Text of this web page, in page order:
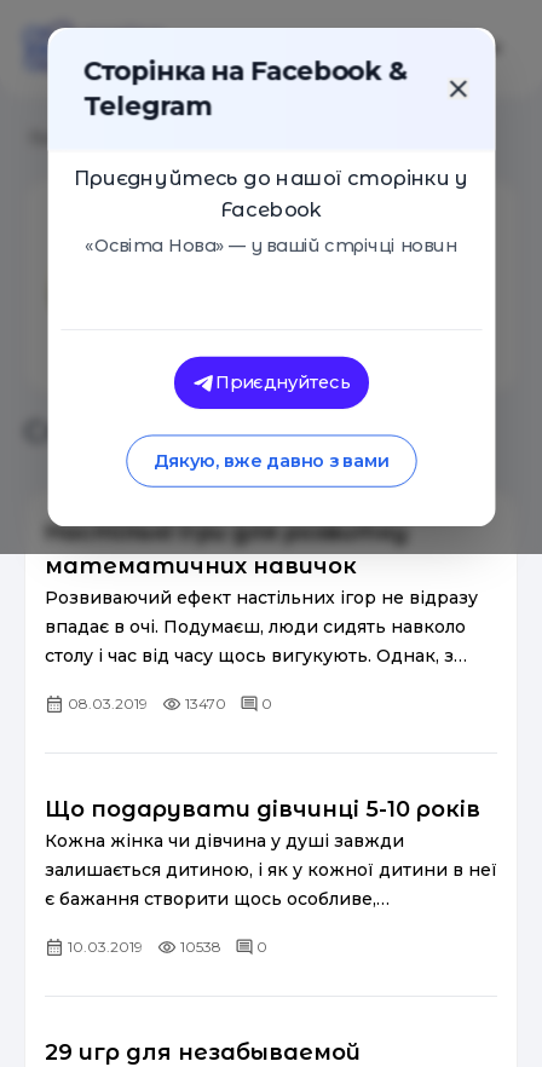
Вікторія Козумляк
Кількість статей: 4
Статті автора
Настільні ігри для розвитку
математичних навичок
Розвиваючий ефект настільних ігор не відразу
впадає в очі. Подумаєш, люди сидять навколо
столу і час від часу щось вигукують. Однак, з
велика, як і стопк...
08.03.2019 13470 0
Що подарувати дівчинці 5-10 років
Кожна жінка чи дівчина у душі завжди
залишається дитиною, і як у кожної дитини в неї
є бажання створити щось особливе,
кольори і міксуючи поняття і почут...
10.03.2019 10538 0
29 игр для незабываемой
Сторінка на Facebook &
Telegram
Приєднуйтесь до нашої сторінки у
Facebook
«Освіта Нова» — у вашій стрічці новин
Приєднуйтесь
Дякую, вже давно з вами